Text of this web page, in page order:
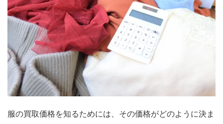
服の買取価格を知るためには、その価格がどのように決ま